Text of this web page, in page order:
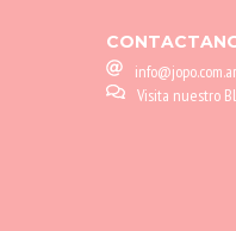
info@jopo.com.ar
Visita nuestro